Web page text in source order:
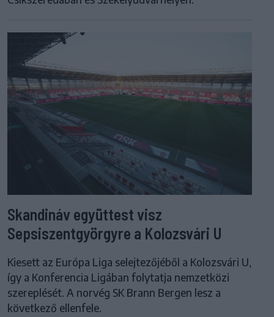
Skandináv együttest visz
Sepsiszentgyörgyre a Kolozsvári U
Kiesett az Európa Liga selejtezőjéből a Kolozsvári U,
így a Konferencia Ligában folytatja nemzetközi
szereplését. A norvég SK Brann Bergen lesz a
következő ellenfele.